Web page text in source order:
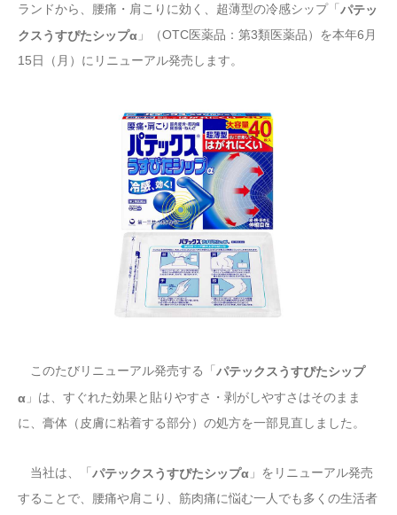
ランドから、腰痛・肩こりに効く、超薄型の冷感シップ「 パテッ
クスうすぴたシップα 」（OTC医薬品：第3類医薬品）を本年6月
15日（月）にリニューアル発売します。
このたびリニューアル発売する「 パテックスうすぴたシップ
α 」は、すぐれた効果と貼りやすさ・剥がしやすさはそのまま
に、膏体（皮膚に粘着する部分）の処方を一部見直しました。
当社は、「 パテックスうすぴたシップα 」をリニューアル発売
することで、腰痛や肩こり、筋肉痛に悩む一人でも多くの生活者